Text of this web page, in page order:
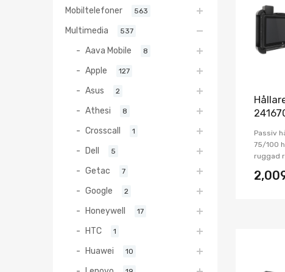
Passiv
75/100
ruggad
Mobiltelefoner 563
Multimedia 537
Aava Mobile 8
Apple 127
Asus 2
Athesi 8
Crosscall 1
Dell 5
Getac 7
Google 2
Honeywell 17
HTC 1
Huawei 10